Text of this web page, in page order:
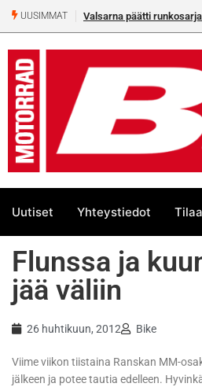
UUSIMMAT Valsarna päätti
Uutiset Yhteystiedot
Flunssa ja
jää väliin
26 huhtikuun, 2012 Bike
Viime viikon tiistaina Ranskan MM-
jälkeen ja potee tautia edelleen.